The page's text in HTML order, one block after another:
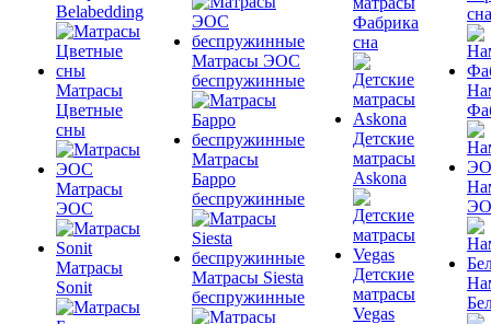
Belabedding
Матрасы
Цветные
сны
Матрасы
ЭОС
Матрасы
Sonit
Матрасы ЭОС
беспружинные
Матрасы
Барро
беспружинные
Матрасы Siesta
беспружинные
Фабрика
сна
Детские
матрасы
Askona
Детские
матрасы
Vegas
сна